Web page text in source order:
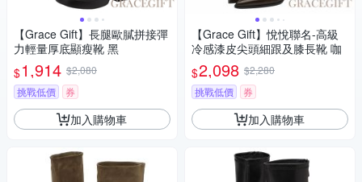
【Grace Gift】長腿歐膩拼接彈
力輕量厚底顯瘦靴 黑
$1,914 $2,080
挑戰低價
券
加入購物車
【Grace Gift】悅悅聯名-高級
冷感漆皮尖頭細跟及膝長靴 咖
$2,098 $2,280
挑戰低價
券
加入購物車